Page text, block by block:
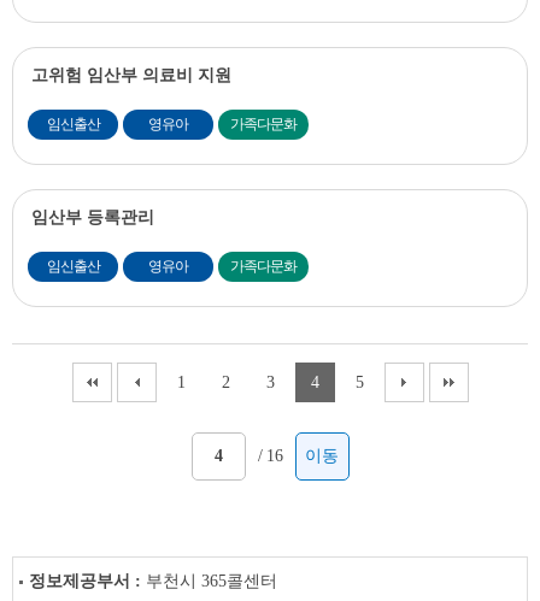
고위험 임산부 의료비 지원
임신출산 영유아 가족다문화
임산부 등록관리
임신출산 영유아 가족다문화
1 2 3 4 5
/ 16 이동
정보제공부서 : 부천시 365콜센터